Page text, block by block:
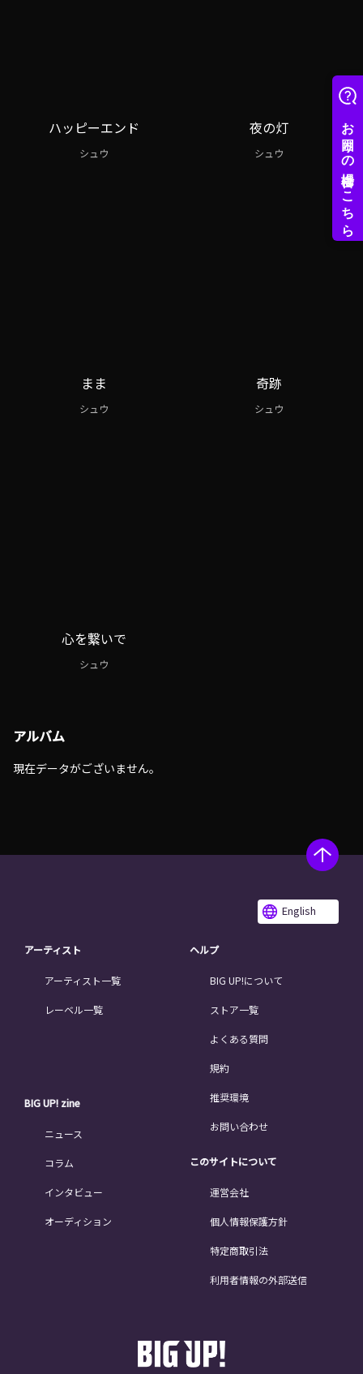
ハッピーエンド
シュウ
夜の灯
シュウ
まま
シュウ
奇跡
シュウ
心を繋いで
シュウ
アルバム
現在データがございません。
English
アーティスト
アーティスト一覧
レーベル一覧
BIG UP! zine
ニュース
コラム
インタビュー
オーディション
ヘルプ
BIG UP!について
ストア一覧
よくある質問
規約
推奨環境
お問い合わせ
このサイトについて
運営会社
個人情報保護方針
特定商取引法
利用者情報の外部送信